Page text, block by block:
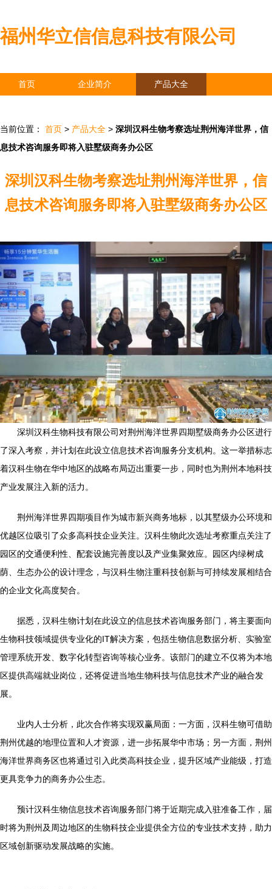
福州华立信信息科技有限公司
首页 企业简介 产品大全
当前位置： 首页 > 产品大全 > 深圳汉科生物考察选址荆州海洋世界，信
息技术咨询服务即将入驻墅级商务办公区
深圳汉科生物考察选址荆州海洋世界，信
息技术咨询服务即将入驻墅级商务办公区
深圳汉科生物科技有限公司对荆州海洋世界四期墅级商务办公区进行
了深入考察，并计划在此设立信息技术咨询服务分支机构。这一举措标志
着汉科生物在华中地区的战略布局迈出重要一步，同时也为荆州本地科技
产业发展注入新的活力。
荆州海洋世界四期项目作为城市新兴商务地标，以其墅级办公环境和
优越区位吸引了众多高科技企业关注。汉科生物此次选址考察重点关注了
园区的交通便利性、配套设施完善度以及产业集聚效应。园区内绿树成
荫、生态办公的设计理念，与汉科生物注重科技创新与可持续发展相结合
的企业文化高度契合。
据悉，汉科生物计划在此设立的信息技术咨询服务部门，将主要面向
生物科技领域提供专业化的IT解决方案，包括生物信息数据分析、实验室
管理系统开发、数字化转型咨询等核心业务。该部门的建立不仅将为本地
区提供高端就业岗位，还将促进当地生物科技与信息技术产业的融合发
展。
业内人士分析，此次合作将实现双赢局面：一方面，汉科生物可借助
荆州优越的地理位置和人才资源，进一步拓展华中市场；另一方面，荆州
海洋世界商务区也将通过引入此类高科技企业，提升区域产业能级，打造
更具竞争力的商务办公生态。
预计汉科生物信息技术咨询服务部门将于近期完成入驻准备工作，届
时将为荆州及周边地区的生物科技企业提供全方位的专业技术支持，助力
区域创新驱动发展战略的实施。